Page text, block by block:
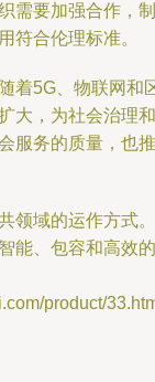
需要加强合作，制
符合伦理标准。
着5G、物联网和
大，为社会治理和
服务的质量，也推
领域的运作方式。
能、包容和高效的
product/